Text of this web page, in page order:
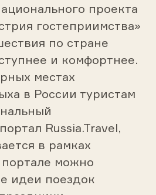
проекта
гостеприимства»
по стране
и комфортнее.
местах
в России туристам
Russia.Travel,
в рамках
можно
идеи поездок